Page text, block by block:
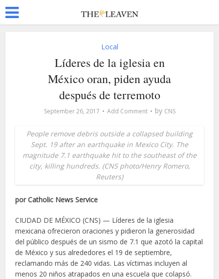
Local
Líderes de la iglesia en
México oran, piden ayuda
después de terremoto
September 26, 2017 Add Comment by CNS
People remove debris outside a collapsed building
Sept. 19 after an earthquake in Mexico City. The
magnitude 7.1 earthquake hit to the southeast of the
city, killing hundreds. (CNS photo/Henry Romero,
Reuters)
por Catholic News Service
CIUDAD DE MÉXICO (CNS) — Líderes de la iglesia
mexicana ofrecieron oraciones y pidieron la generosidad
del público después de un sismo de 7.1 que azotó la capital
de México y sus alrededores el 19 de septiembre,
reclamando más de 240 vidas. Las víctimas incluyen al
menos 20 niños atrapados en una escuela que colapsó.